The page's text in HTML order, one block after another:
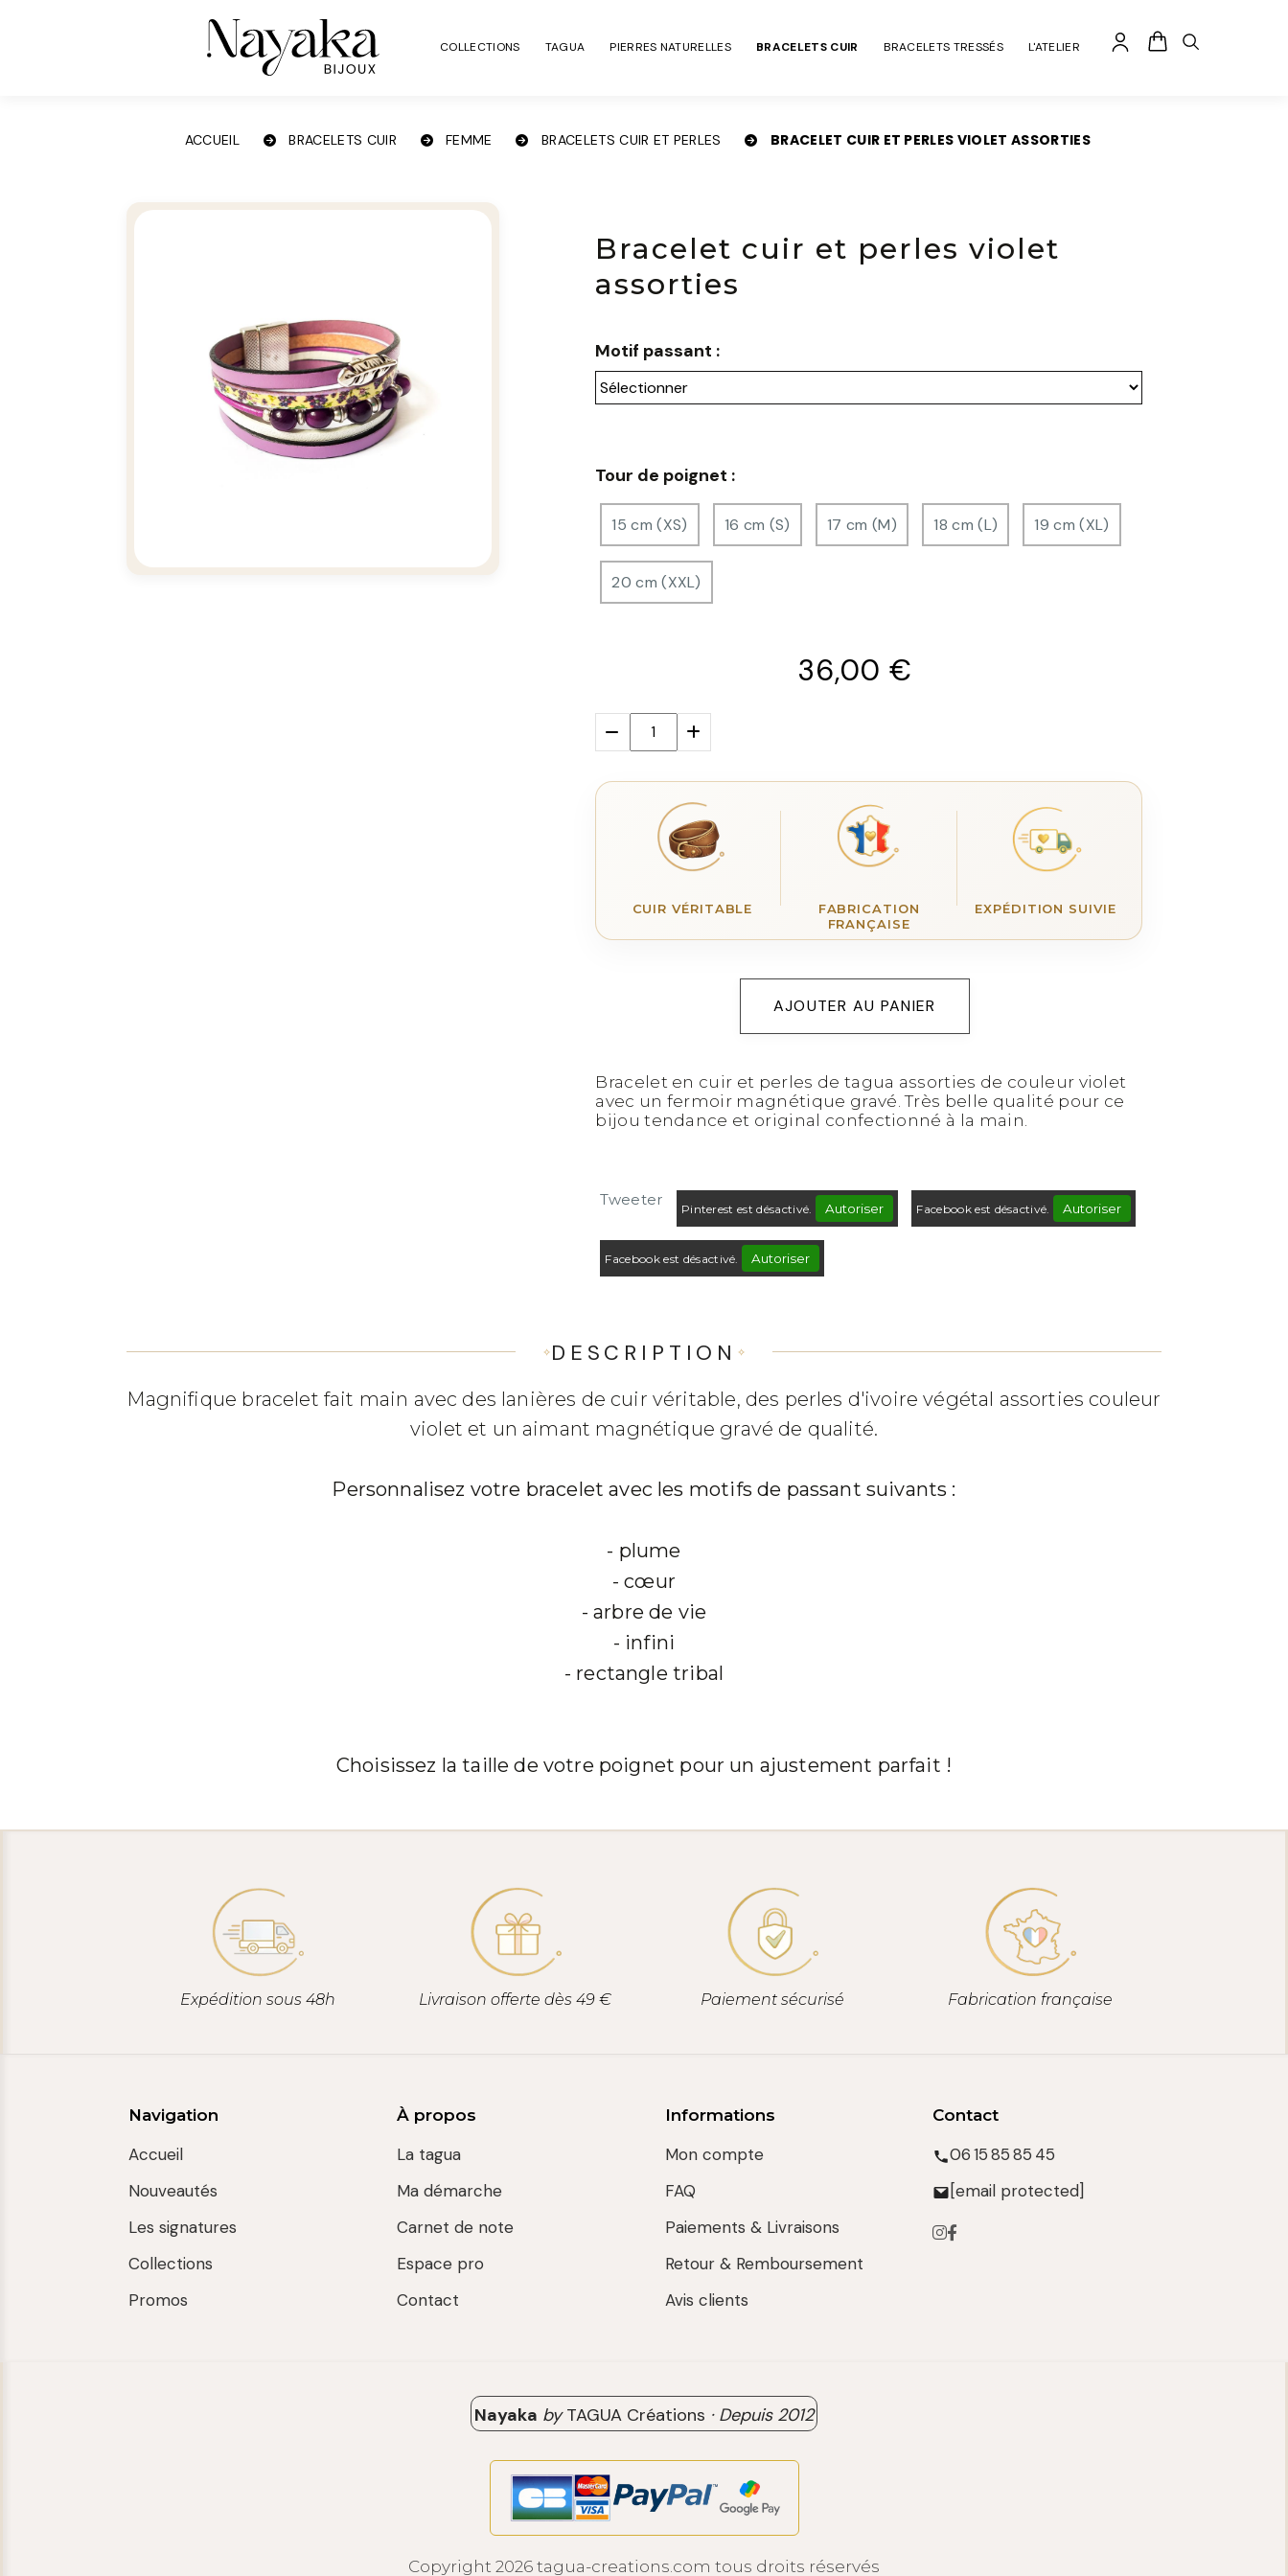
COLLECTIONS TAGUA PIERRES NATURELLES BRACELETS CUIR BRACELETS TRESSÉS L'ATELIER
ACCUEIL BRACELETS CUIR FEMME BRACELETS CUIR ET PERLES BRACELET CUIR ET PERLES VIOLET ASSORTIES
Bracelet cuir et perles violet
assorties
Motif passant :
Tour de poignet :
15 cm (XS) 16 cm (S) 17 cm (M) 18 cm (L) 19 cm (XL)
20 cm (XXL)
36,00 €
CUIR VÉRITABLE
FABRICATION
FRANÇAISE
EXPÉDITION SUIVIE
AJOUTER AU PANIER
Bracelet en cuir et perles de tagua assorties de couleur violet
avec un fermoir magnétique gravé. Très belle qualité pour ce
bijou tendance et original confectionné à la main.
Tweeter
Pinterest est désactivé. Autoriser Facebook est désactivé. Autoriser
Facebook est désactivé. Autoriser
DESCRIPTION
Magnifique bracelet fait main avec des lanières de cuir véritable, des perles d'ivoire végétal assorties couleur
violet et un aimant magnétique gravé de qualité.
Personnalisez votre bracelet avec les motifs de passant suivants :
- plume
- cœur
- arbre de vie
- infini
- rectangle tribal
Choisissez la taille de votre poignet pour un ajustement parfait !
Expédition sous 48h Livraison offerte dès 49 € Paiement sécurisé Fabrication française
Navigation
Accueil
Nouveautés
Les signatures
Collections
Promos
À propos
La tagua
Ma démarche
Carnet de note
Espace pro
Contact
Informations
Mon compte
FAQ
Paiements & Livraisons
Retour & Remboursement
Avis clients
Contact
06 15 85 85 45
[email protected]
Nayaka byTAGUA Créations · Depuis2012
Copyright 2026 tagua-creations.com tous droits réservés